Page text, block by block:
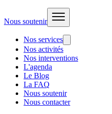
Nous soutenir
Nos services
Nos activités
Nos interventions
L'agenda
Le Blog
La FAQ
Nous soutenir
Nous contacter